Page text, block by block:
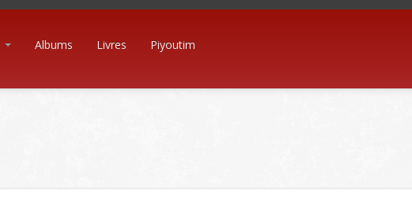
Albums Livres Piyoutim